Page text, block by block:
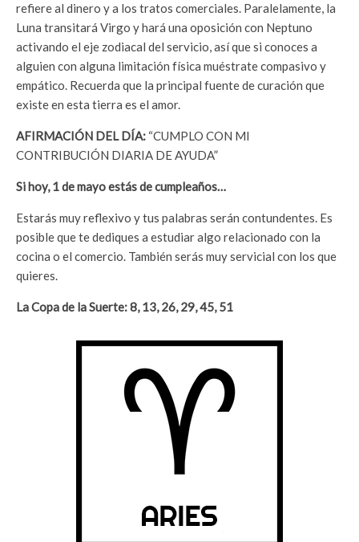
refiere al dinero y a los tratos comerciales. Paralelamente, la
Luna transitará Virgo y hará una oposición con Neptuno
activando el eje zodiacal del servicio, así que si conoces a
alguien con alguna limitación física muéstrate compasivo y
empático. Recuerda que la principal fuente de curación que
existe en esta tierra es el amor.
AFIRMACIÓN DEL DÍA: “CUMPLO CON MI
CONTRIBUCIÓN DIARIA DE AYUDA”
Si hoy, 1 de mayo estás de cumpleaños…
Estarás muy reflexivo y tus palabras serán contundentes. Es
posible que te dediques a estudiar algo relacionado con la
cocina o el comercio. También serás muy servicial con los que
quieres.
La Copa de la Suerte: 8, 13, 26, 29, 45, 51